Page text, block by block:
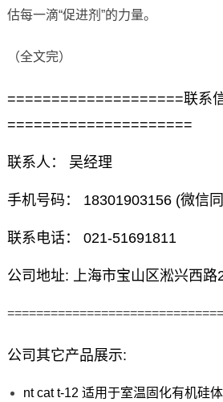
估每一滴“促进剂”的力量。
（全文完）
====================联系
=====================
联系人： 吴经理
手机号码： 18301903156 (微信
联系电话： 021-51691811
公司地址: 上海市宝山区淞兴西路
公司其它产品展示:
nt cat t-12 适用于室温固化有机硅